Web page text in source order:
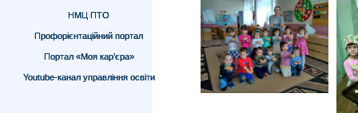
НМЦ ПТО
Профорієнтаційний портал
Портал «Моя кар’єра»
Youtube-канал управління освіти